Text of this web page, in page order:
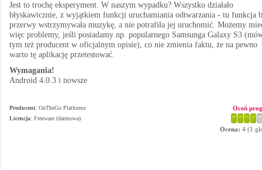
Jest to trochę eksperyment. W naszym wypadku? Wszystko działało
błyskawicznie, z wyjątkiem funkcji uruchamiania odtwarzania - tu funkcja
przerwy wstrzymywała muzykę, a nie potrafiła jej uruchomić. Możemy
więc problemy, jeśli posiadamy np. popularnego Samsunga Galaxy S3
tym też producent w oficjalnym opisie), co nie zmienia faktu, że na pewno
warto tę aplikację przetestować.
Wymagania!
Android 4.0.3 i nowsze
Producent: OnTheGo Platforms
Licencja: Freeware (darmowa)
Oceń
Ocena: 4 (1